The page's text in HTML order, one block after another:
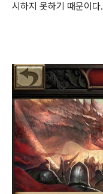
시하지 못하기 때문이다.